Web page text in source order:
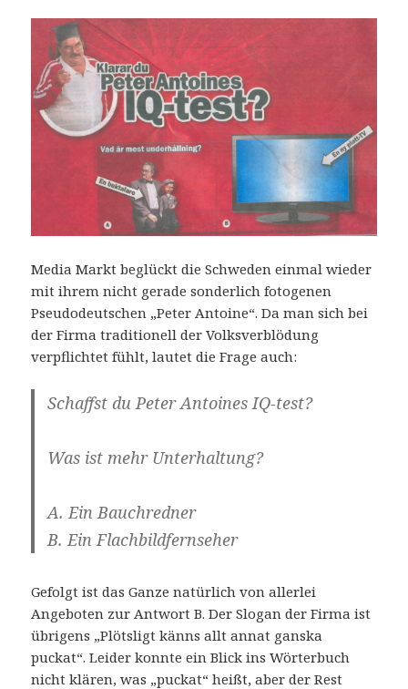
Media Markt beglückt die Schweden einmal wieder
mit ihrem nicht gerade sonderlich fotogenen
Pseudodeutschen „Peter Antoine“. Da man sich bei
der Firma traditionell der Volksverblödung
verpflichtet fühlt, lautet die Frage auch:
Schaffst du Peter Antoines IQ-test?
Was ist mehr Unterhaltung?
A. Ein Bauchredner
B. Ein Flachbildfernseher
Gefolgt ist das Ganze natürlich von allerlei
Angeboten zur Antwort B. Der Slogan der Firma ist
übrigens „Plötsligt känns allt annat ganska
puckat“. Leider konnte ein Blick ins Wörterbuch
nicht klären, was „puckat“ heißt, aber der Rest